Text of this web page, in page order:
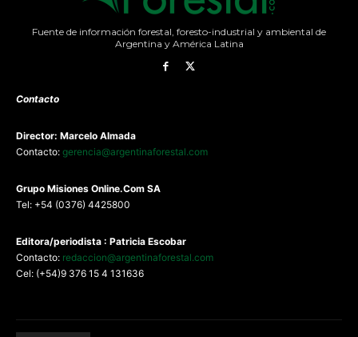
Fuente de información forestal, foresto-industrial y ambiental de
Argentina y América Latina
Contacto
Director: Marcelo Almada
Contacto: gerencia@argentinaforestal.com
Grupo Misiones Online.Com SA
Tel: +54 (0376) 4425800
Editora/periodista : Patricia Escobar
Contacto: redaccion@argentinaforestal.com
Cel: (+54)9 376 15 4 131636